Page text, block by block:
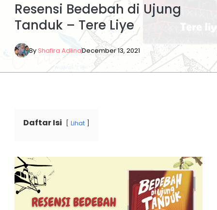
Resensi Bedebah di Ujung
Tanduk – Tere Liye
By Shafira AdlinaDecember 13, 2021
Daftar Isi Lihat